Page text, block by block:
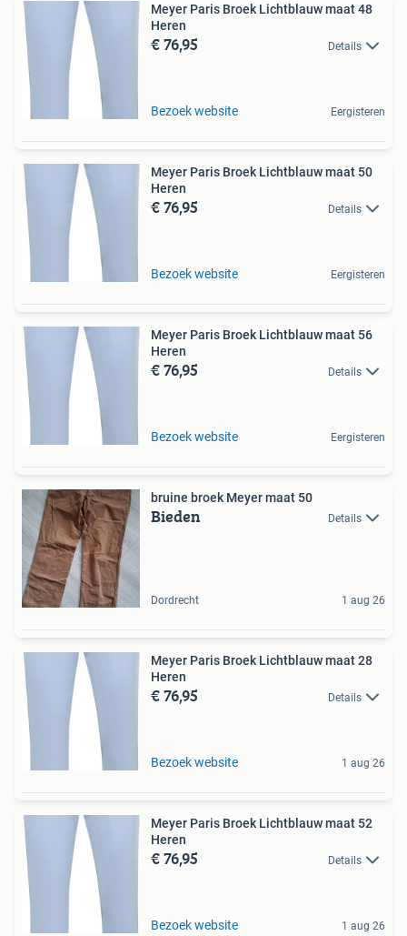
Meyer Paris Broek Lichtblauw maat 48
Heren
€ 76,95 Details
Bezoek website Eergisteren
Meyer Paris Broek Lichtblauw maat 50
Heren
€ 76,95 Details
Bezoek website Eergisteren
Meyer Paris Broek Lichtblauw maat 56
Heren
€ 76,95 Details
Bezoek website Eergisteren
bruine broek Meyer maat 50
Bieden Details
Dordrecht 1 aug 26
Meyer Paris Broek Lichtblauw maat 28
Heren
€ 76,95 Details
Bezoek website 1 aug 26
Meyer Paris Broek Lichtblauw maat 52
Heren
€ 76,95 Details
Bezoek website 1 aug 26